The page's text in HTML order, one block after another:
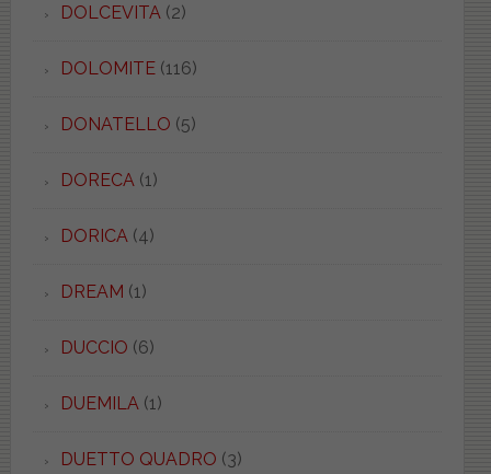
DOLCEVITA (2)
DOLOMITE(116)
DONATELLO (5)
DORECA (1)
DORICA (4)
DREAM (1)
DUCCIO (6)
DUEMILA (1)
DUETTO QUADRO (3)